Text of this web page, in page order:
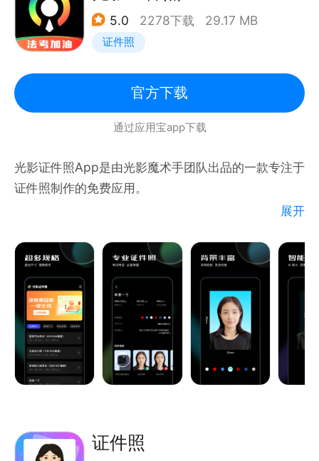
- 各种模板：按模板或自定义证件照尺寸规格，智能证
件照轻松制作；包含国内外多种证件照尺寸模板
- 各种调整：通过亮度、对比度、曝光、饱和度等，提
- 各种方式：完成的证件照自动保存到相册，还能手机
排版打印无水印
- 各种国家：支持主流的50多个国家/地区的签证和护
国，德国，日本等全球多个国家和地区
5.0 2278下载 29.17 MB
证件照
官方下载
通过应用宝app下载
光影证件照App是由光影魔术手团队出品的一款专注于
证件照制作的免费应用。
类申请及报名报考。
【超全尺寸，任您选用】
‒ 光影证件照App提供超百种官方指定证件照规格；
‒ 涵盖一寸、二寸、三寸、四寸等各类尺寸；
‒ 及国家司法考试、注册会计师、四六级、公务员、教
师资格证等各类考试报名照；
‒ 一站式解决您的证件照问题。
展开
证件照